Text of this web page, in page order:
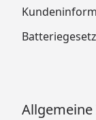
Batteriegesetz